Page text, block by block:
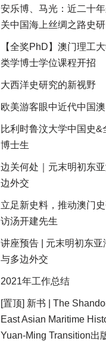
安乐博、马光：近二十
关中国海上丝绸之路史
【全奖PhD】澳门理工
类学博士学位课程开招
大西洋史研究的新视野
欧美游客眼中近代中国
比利时鲁汶大学中国史&
博士生
边关何处｜元末明初东
边外交
立足新史料，推动澳门
访汤开建先生
讲座预告 | 元末明初东亚
与多边外交
2021年工作总结
[置顶] 新书 | The
East Asian Maritime
Yuan-Ming Transition出